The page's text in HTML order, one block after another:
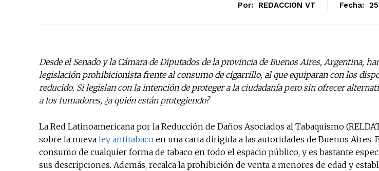
No
Por: REDACCION VT Fecha:
Desde el Senado y la Cámara de Diputados de la provincia de Buenos Aires, Argentina,
legislación prohibicionista frente al consumo de cigarrillo, al que equiparan con los
reducido. Si legislan con la intención de proteger a la ciudadanía pero sin ofrecer
a los fumadores, ¿a quién están protegiendo?
La Red Latinoamericana por la Reducción de Daños Asociados al Tabaquismo
sobre la nueva ley antitabaco en una carta dirigida a las autoridades de Buenos Aires.
consumo de cualquier forma de tabaco en todo el espacio público, y es bastante
sus descripciones. Además, recalca la prohibición de venta a menores de edad y